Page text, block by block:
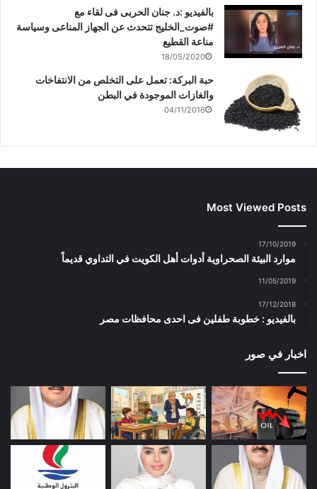
بالفيديو :د. جنان الحربى فى لقاء مع
#صوت_الخليج تتحدث عن الجهاز المناعى وسياسة
مناعة القطيع
18/05/2020
حبة البركة: تعمل على التخلص من الانتفاخات
والغازات الموجودة في البطن
04/11/2016
Most Viewed Posts
17/10/2019
موارد البيئة الصحراوية أدوات أهل الكويت في التداوي قديماً
11/05/2019
17/12/2018
بالفيديو : خطوبة طفلين فى احدى محافظات مصر
اخبار في صور